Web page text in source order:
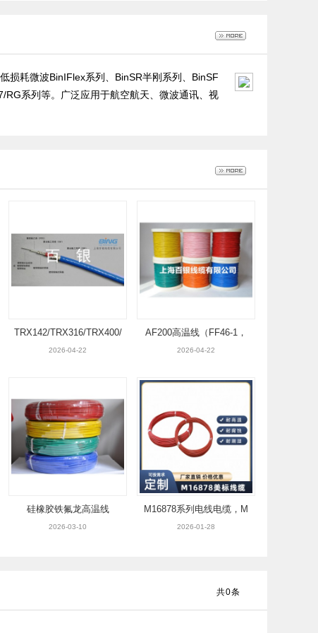
损耗微波BinIFlex系列、BinSR半刚系列、BinSF
系列等。广泛应用于航空航天、微波通讯、视
TRX142/TRX316/TRX400/
TRX179
2026-04-22
AF200高温线（FF46-1，
FF46-2）
2026-04-22
硅橡胶铁氟龙高温线
2026-03-10
M16878系列电线电缆，M
22759系列铁氟龙高温线
2026-01-28
共0条